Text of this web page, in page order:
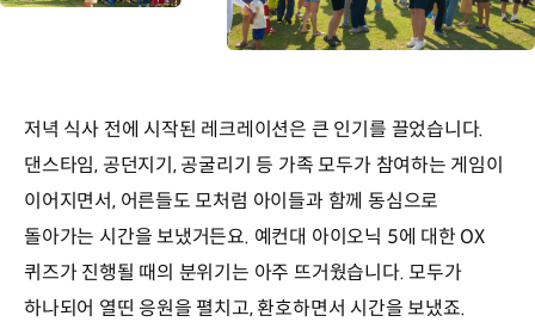
저녁 식사 전에 시작된 레크레이션은 큰 인기를 끌었습니다.
댄스타임, 공던지기, 공굴리기 등 가족 모두가 참여하는 게임이
이어지면서, 어른들도 모처럼 아이들과 함께 동심으로
돌아가는 시간을 보냈거든요. 예컨대 아이오닉 5에 대한 OX
퀴즈가 진행될 때의 분위기는 아주 뜨거웠습니다. 모두가
하나되어 열띤 응원을 펼치고, 환호하면서 시간을 보냈죠.